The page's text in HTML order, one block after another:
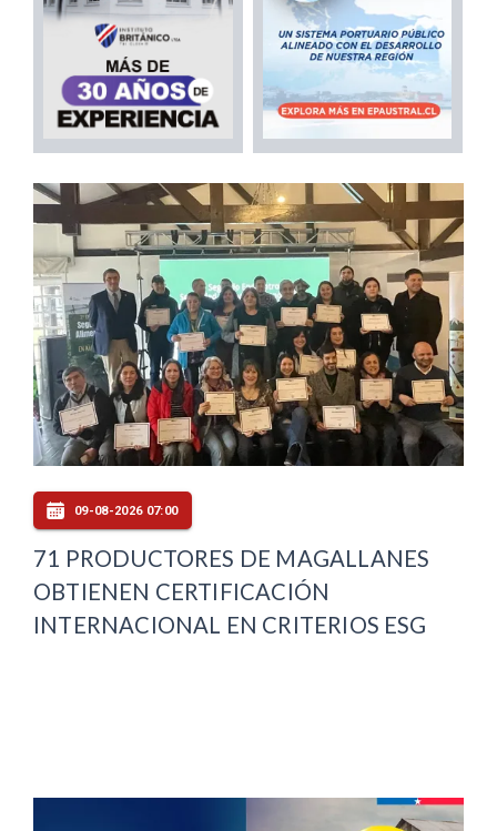
09-08-2026 07:00
71 PRODUCTORES DE MAGALLANES
OBTIENEN CERTIFICACIÓN
INTERNACIONAL EN CRITERIOS ESG